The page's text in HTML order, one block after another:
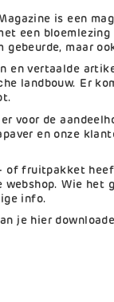
is een
een
gebeurde, maar
en vertaalde
landbouw. Er
voor de
en onze
of fruitpakket
webshop. Wie het
info.
je hier